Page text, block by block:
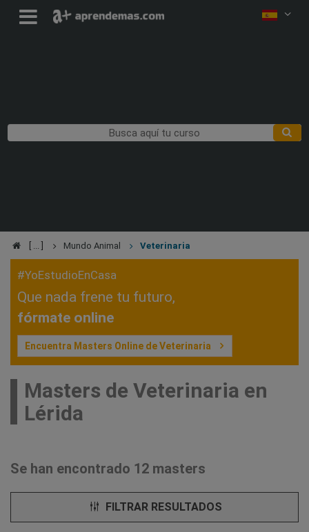
Mundo Animal Veterinaria
#YoEstudioEnCasa
Que nada frene tu futuro,
fórmate online
Encuentra Masters Online de Veterinaria
Masters de Veterinaria en
Lérida
Se han encontrado 12 masters
FILTRAR RESULTADOS